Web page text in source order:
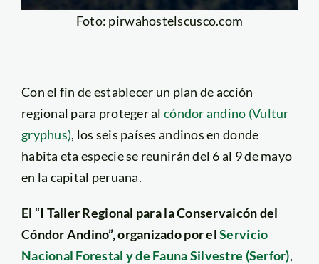
Foto: pirwahostelscusco.com
Con el fin de establecer un plan de acción
regional para proteger alcóndor andino (Vultur
gryphus), los seis países andinos en donde
habita eta especie se reunirán del 6 al 9 de mayo
en la capital peruana.
El “I Taller Regional para la Conservaicón del
Cóndor Andino”, organizado por elServicio
Nacional Forestal y de Fauna Silvestre (Serfor),